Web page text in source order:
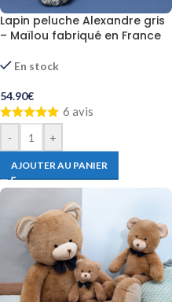
Lapin peluche Alexandre gris
– Maïlou fabriqué en France
En stock
54.90€
6 avis
- +
AJOUTER AU PANIER